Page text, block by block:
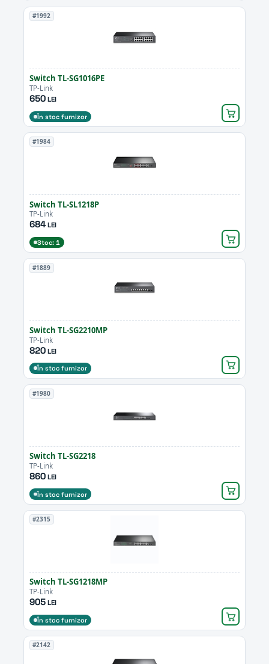
#1992
Switch TL-SG1016PE
TP-Link
650LEI
În stoc furnizor
#1984
Switch TL-SL1218P
TP-Link
684LEI
Stoc: 1
#1889
Switch TL-SG2210MP
TP-Link
820LEI
În stoc furnizor
#1980
Switch TL-SG2218
TP-Link
860LEI
În stoc furnizor
#2315
Switch TL-SG1218MP
TP-Link
905LEI
În stoc furnizor
#2142